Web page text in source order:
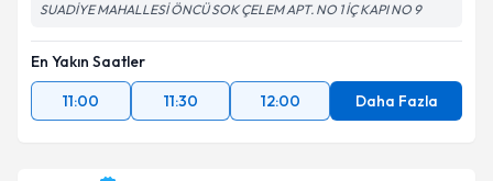
SUADİYE MAHALLESİ ÖNCÜ SOK ÇELEM APT. NO 1 İÇ KAPI NO 9
En Yakın Saatler
11:00
11:30 12:00 Daha Fazla